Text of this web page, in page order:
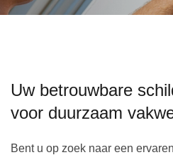
Uw betrouwbare
voor duurzaam
Bent u op zoek naar een